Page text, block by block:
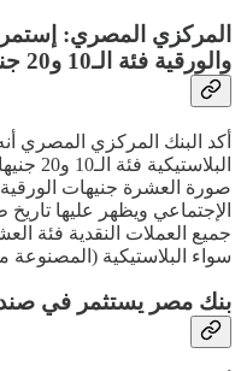
المركزي المصري:
والورقية فئة الـ10 و20 جنيها
أكد البنك المركزي المصري
صورة العشرة جنيهات
الإجتماعي ويظهر عليها
جميع العملات النقدية فئة
سواء البلاستيكية (المصنوعة
بنك مصر يستثمر في